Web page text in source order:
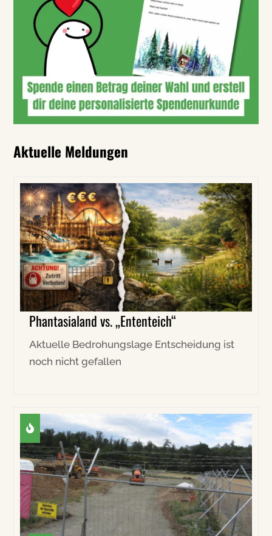
Aktuelle Meldungen
Phantasialand vs. „Ententeich“
Aktuelle Bedrohungslage Entscheidung ist
noch nicht gefallen